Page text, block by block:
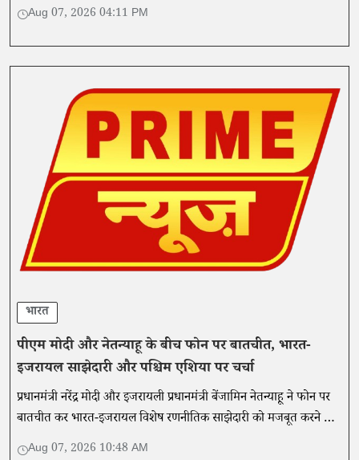
गया होता।
Aug 07, 2026 04:11 PM
भारत
पीएम मोदी और नेतन्याहू के बीच फोन पर बातचीत, भारत-
इजरायल साझेदारी और पश्चिम एशिया पर चर्चा
प्रधानमंत्री नरेंद्र मोदी और इजरायली प्रधानमंत्री बेंजामिन नेतन्याहू ने फोन पर
बातचीत कर भारत-इजरायल विशेष रणनीतिक साझेदारी को मजबूत करने और
पश्चिम एशिया के हालिया घटनाक्रमों पर विचार-विमर्श किया।
Aug 07, 2026 10:48 AM